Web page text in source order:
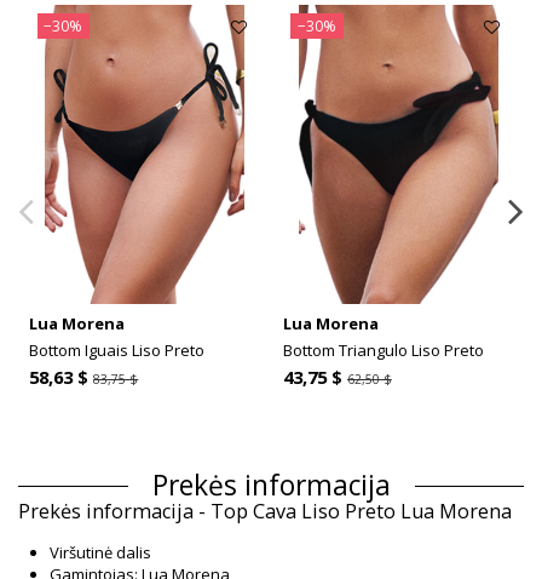
−30%
Lua Morena
Bottom Iguais Liso Preto
58,63 $83,75 $
−30%
Lua Morena
Bottom Triangulo Liso Preto
43,75 $ 62,50 $
Prekės informacija
Prekės informacija - Top Cava Liso Preto Lua Morena
Viršutinė dalis
Gamintojas: Lua Morena